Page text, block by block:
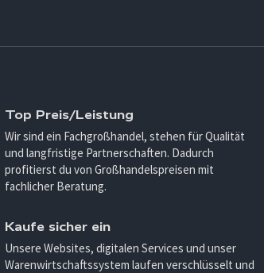
Top Preis/Leistung
Wir sind ein Fachgroßhandel, stehen für Qualität
und langfristige Partnerschaften. Dadurch
profitierst du von Großhandelspreisen mit
fachlicher Beratung.
Kaufe sicher ein
Unsere Websites, digitalen Services und unser
Warenwirtschaftssystem laufen verschlüsselt und